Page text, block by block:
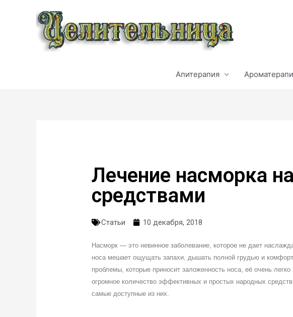
Апитерапия
Лечение насморка
средствами
Статьи 10 декабря, 2018
Насморк — это невинное заболевание, которое не дает
носа мешает ощущать запахи, дышать полной грудью и
проблемы, которые приносит заложенность носа, её очень
огромное количество эффективных и простых народных
самые доступные из них.